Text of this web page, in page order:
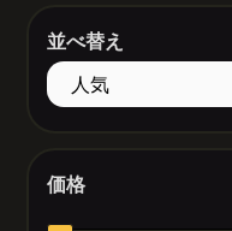
並べ替え
Sort Products
価格